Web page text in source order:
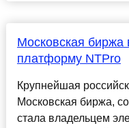
Московская
платформу NTPro
Крупнейшая
Московская биржа,
стала владельцем